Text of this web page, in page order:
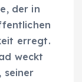
der in
erregt.
weckt
seiner